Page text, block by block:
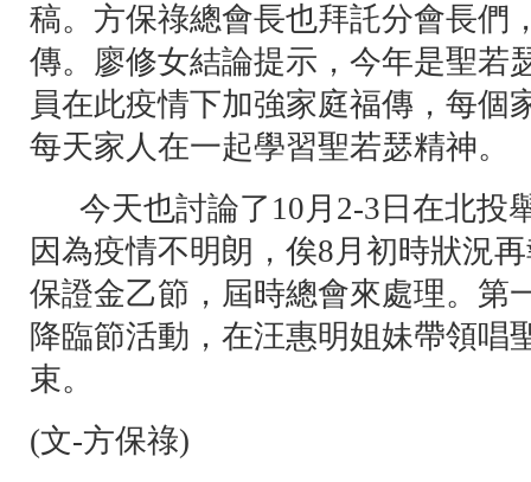
稿。方保祿總會長也拜託分會長們
傳。廖修女結論提示，今年是聖若
員在此疫情下加強家庭福傳，每個
每天家人在一起學習聖若瑟精神。
今天也討論了10月2-3日在北投
因為疫情不明朗，俟8月初時狀況
保證金乙節，屆時總會來處理。第
降臨節活動，在汪惠明姐妹帶領唱
束。
(文-方保祿)